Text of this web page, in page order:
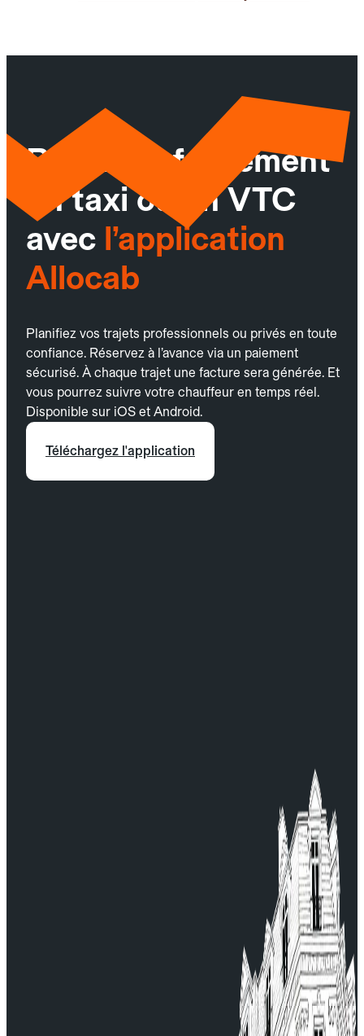
Réservez facilement
un taxi ou un VTC
avec l’application
Allocab
Planifiez vos trajets professionnels ou privés en toute
confiance. Réservez à l’avance via un paiement
sécurisé. À chaque trajet une facture sera générée. Et
vous pourrez suivre votre chauffeur en temps réel.
Disponible sur iOS et Android.
Téléchargez l'application